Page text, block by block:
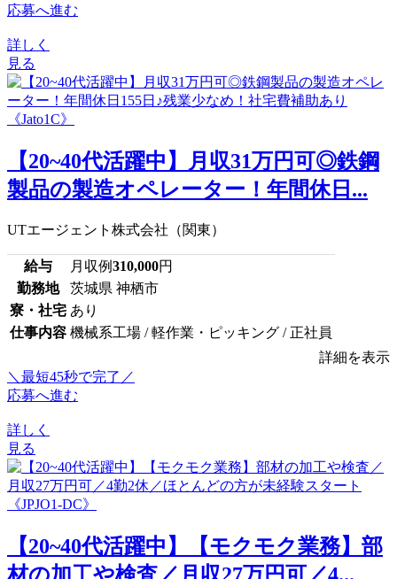
応募へ進む
詳しく
見る
【20~40代活躍中】月収31万円可◎鉄鋼
製品の製造オペレーター！年間休日...
UTエージェント株式会社（関東）
給与 月収例310,000円
勤務地
茨城県 神栖市
寮・社宅 あり
仕事内容 機械系工場 / 軽作業・ピッキング / 正社員
詳細を表示
＼最短45秒で完了／
応募へ進む
詳しく
見る
【20~40代活躍中】【モクモク業務】部
材の加工や検査／月収27万円可／4...